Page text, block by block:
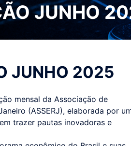
JUNHO
JUNHO 2025
mensal da Associação de
(ASSERJ), elaborada por
trazer pautas inovadoras e